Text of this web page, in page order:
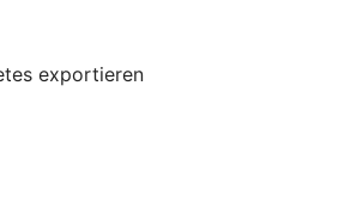
exportieren